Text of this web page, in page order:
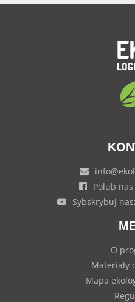
Polub
Sybskrybuj
O
Materiały
Mapa